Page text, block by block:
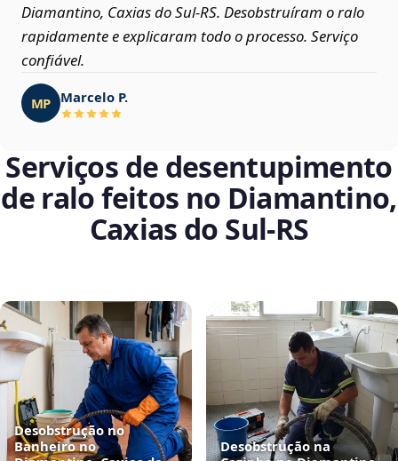
Diamantino, Caxias do Sul‑RS. Desobstruíram o ralo
rapidamente e explicaram todo o processo. Serviço
confiável.
MP Marcelo P.
Serviços de desentupimento
de ralo feitos no Diamantino,
Caxias do Sul‑RS
Desobstrução no
Banheiro no
Desobstrução na